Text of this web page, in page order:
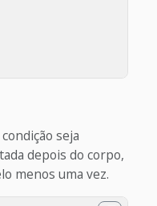
seja
depois do corpo,
menos uma vez.